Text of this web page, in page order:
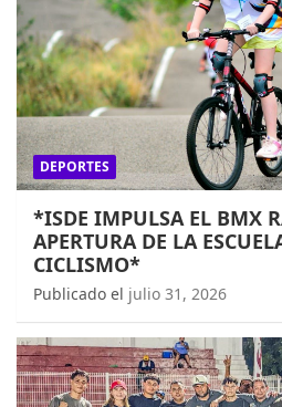
DEPORTES
*ISDE IMPULSA EL BMX
APERTURA DE LA
CICLISMO*
Publicado el julio 31, 2026